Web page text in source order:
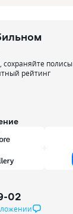
сохраняйте полисы
рейтинг
02